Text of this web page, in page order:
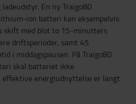
En ny Traigo80
ion batteri kan eksempelvis
skift med blot to 15-minutters
driftsperioder, samt 45
i middagspausen. På Traigo80
skal batteriet ikke
effektive energiudnyttelse er langt